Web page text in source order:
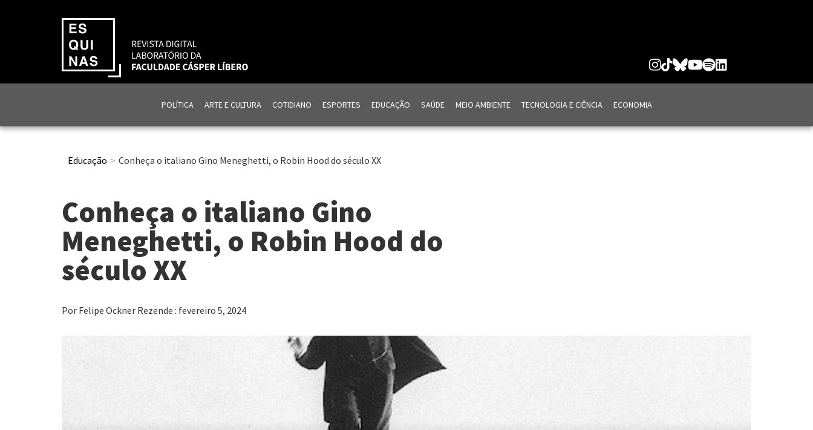
POLÍTICA ARTE E CULTURA COTIDIANO ESPORTES EDUCAÇÃO SAÚDE MEIO AMBIENTE TECNOLOGIA E CIÊNCIA ECONOMIA
Educação Conheça o italiano Gino Meneghetti, o Robin Hood do século XX
Conheça o italiano Gino
Meneghetti, o Robin Hood do
século XX
Por Felipe Ockner Rezende : fevereiro 5, 2024